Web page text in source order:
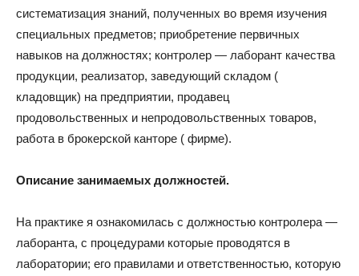
систематизация знаний, полученных во время изучения
специальных предметов; приобретение первичных
навыков на должностях; контролер — лаборант качества
продукции, реализатор, заведующий складом (
кладовщик) на предприятии, продавец
продовольственных и непродовольственных товаров,
работа в брокерской канторе ( фирме).
Описание занимаемых должностей.
На практике я ознакомилась с должностью контролера —
лаборанта, с процедурами которые проводятся в
лаборатории; его правилами и ответственностью, которую